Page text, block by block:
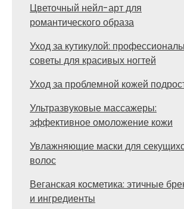
Цветочный нейл-арт для
романтического образа
Уход за кутикулой:
советы для красивых ногтей
Уход за проблемной кожей
Ультразвуковые массажеры:
эффективное омоложение кожи
Увлажняющие маски для
волос
Веганская косметика: этичные
и ингредиенты